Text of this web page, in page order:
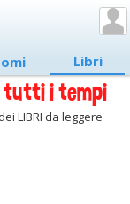
Libri
tutti i tempi
LIBRI da leggere